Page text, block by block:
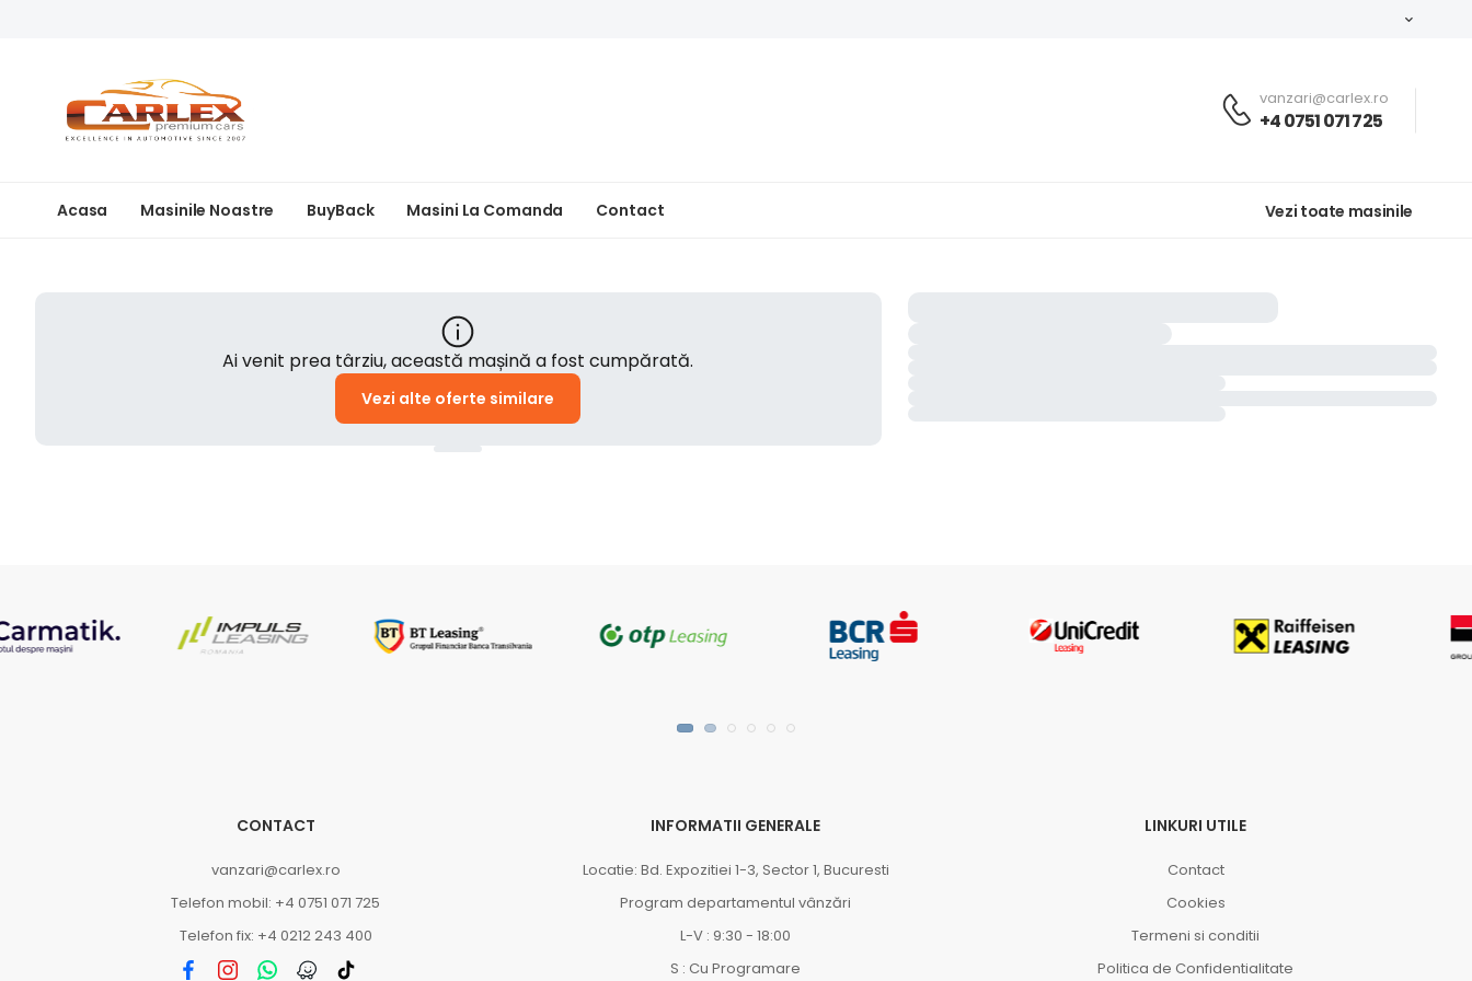
vanzari@carlex.ro
+4 0751 071 725
Acasa Masinile Noastre BuyBack Masini La Comanda Contact Vezi toate masinile
Ai venit prea târziu, această mașină a fost cumpărată.
Vezi alte oferte similare
CONTACT
vanzari@carlex.ro
Telefon mobil: +4 0751 071 725
Telefon fix: +4 0212 243 400
INFORMATII GENERALE
Locatie: Bd. Expozitiei 1-3, Sector 1, Bucuresti
Program departamentul vânzări
L-V : 9:30 - 18:00
S : Cu Programare
LINKURI UTILE
Contact
Cookies
Termeni si conditii
Politica de Confidentialitate